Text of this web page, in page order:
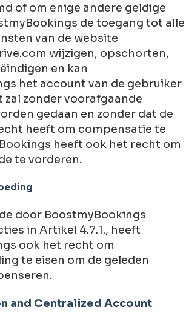
of om enige andere geldige
de toegang tot alle
van de website
wijzigen, opschorten,
en kan
het account van de gebruiker
zal zonder voorafgaande
gedaan en zonder dat de
heeft om compensatie te
heeft ook het recht om
te vorderen.
door BoostmyBookings
in Artikel 4.7.1., heeft
ook het recht om
te eisen om de geleden
and Centralized Account